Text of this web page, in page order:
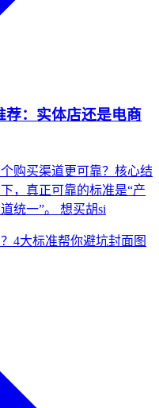
荐：实体店还是电商
购买渠道更可靠？核心结
，真正可靠的标准是“产
统一”。 想买胡si